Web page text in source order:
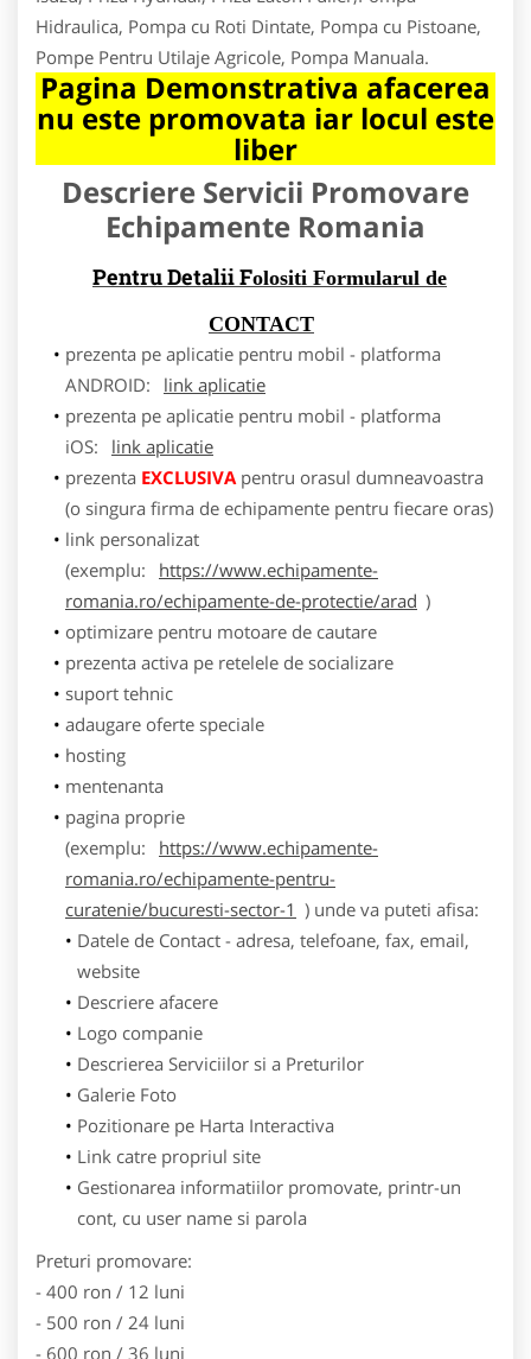
Hidraulica, Pompa cu Roti Dintate, Pompa cu Pistoane,
Pompe Pentru Utilaje Agricole, Pompa Manuala.
Pagina Demonstrativa afacerea
nu este promovata iar locul este
liber
Descriere Servicii Promovare
Echipamente Romania
Pentru Detalii Folositi Formularul de
CONTACT
prezenta pe aplicatie pentru mobil - platforma
ANDROID:
link aplicatie
prezenta pe aplicatie pentru mobil - platforma
iOS:
link aplicatie
prezenta EXCLUSIVApentru orasul dumneavoastra
(o singura firma de echipamente pentru fiecare oras)
link personalizat
(exemplu:
https://www.echipamente-
romania.ro/echipamente-de-protectie/arad )
optimizare pentru motoare de cautare
prezenta activa pe retelele de socializare
suport tehnic
adaugare oferte speciale
hosting
mentenanta
pagina proprie
(exemplu:
https://www.echipamente-
romania.ro/echipamente-pentru-
curatenie/bucuresti-sector-1 ) unde va puteti afisa:
Datele de Contact - adresa, telefoane, fax, email,
website
Descriere afacere
Logo companie
Descrierea Serviciilor si a Preturilor
Galerie Foto
Pozitionare pe Harta Interactiva
Link catre propriul site
Gestionarea informatiilor promovate, printr-un
cont, cu user name si parola
Preturi promovare:
- 400 ron / 12 luni
- 500 ron / 24 luni
- 600 ron / 36 luni